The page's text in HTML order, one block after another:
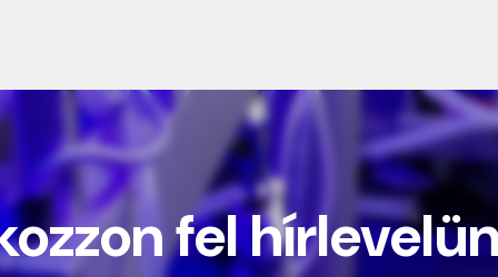
fel